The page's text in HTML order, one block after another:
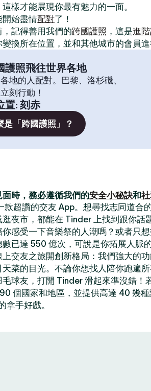
樣才能展現你最有魅力的一面。
開始盡情配對了！
，記得善用我們的跨國護照 ，這是進
換所在位置，並和其他城市的會員進
護照飛往世界各地
地的人配對。巴黎、洛杉磯、
刻行動！
置: 刻赤
是「跨國護照」？
時，務必遵循我們的安全小秘訣和
款超讚的交友 App。想尋找志同道合
夜市，都能在 Tinder 上找到跟你話
你感受一下音樂祭的人潮嗎？或者只
數已達 550 億次，可說是你拓展人脈
交友之旅開創新格局：我們強大的
菜的目光。不論你想找人陪你跑遍
毛球友，打開 Tinder 滑起來準沒錯！
個國家和地區，並提供高達 40 幾
拿手好戲。